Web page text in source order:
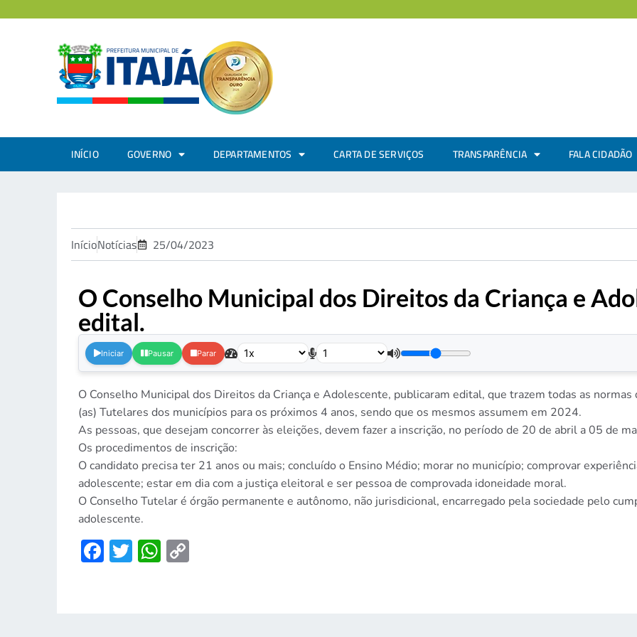
INÍCIO GOVERNO DEPARTAMENTOS CARTA DE SERVIÇOS TRANSPARÊNCIA FALA CIDADÃO
InícioNotícias 25/04/2023
O Conselho Municipal dos Direitos da Criança e
edital.
Iniciar Pausar Parar
O Conselho Municipal dos Direitos da Criança e Adolescente, publicaram edital, que trazem todas as normas
(as) Tutelares dos municípios para os próximos 4 anos, sendo que os mesmos assumem em 2024.
As pessoas, que desejam concorrer às eleições, devem fazer a inscrição, no período de 20 de abril a 05 de
Os procedimentos de inscrição:
O candidato precisa ter 21 anos ou mais; concluído o Ensino Médio; morar no município; comprovar
adolescente; estar em dia com a justiça eleitoral e ser pessoa de comprovada idoneidade moral.
O Conselho Tutelar é órgão permanente e autônomo, não jurisdicional, encarregado pela sociedade pelo
adolescente.
Facebook
TwitterWhatsApp
Copy